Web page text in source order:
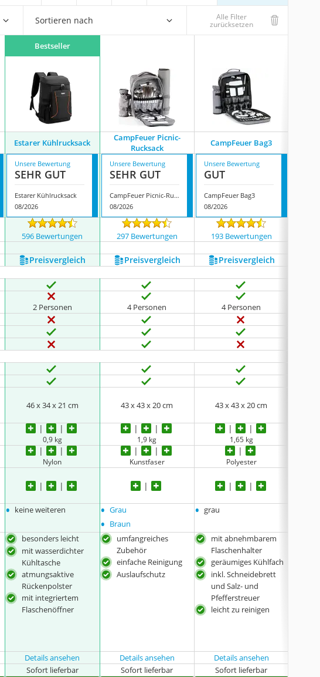
Sortieren nach Alle Filter
zurücksetzen
Bestseller
Estarer Kühlrucksack
CampFeuer Picnic-
Rucksack
CampFeuer Bag3
Unsere Bewertung
SEHR GUT
Estarer Kühlrucksack
08/2026
Unsere Bewertung
SEHR GUT
CampFeuer Picnic-Rucksack
08/2026
Unsere Bewertung
GUT
CampFeuer Bag3
08/2026
596 Bewertungen 297 Bewertungen 193 Bewertungen
Preis­vergleich Preis­vergleich Preis­vergleich
2 Personen 4 Personen 4 Personen
46 x 34 x 21 cm 43 x 43 x 20 cm 43 x 43 x 20 cm
0,9 kg 1,9 kg 1,65 kg
Nylon Kunstfaser Polyester
• keine weiteren • Grau
• Braun
• grau
besonders leicht
mit wasserdichter
Kühltasche
atmungsaktive
Rückenpolster
mit integriertem
Flaschenöffner
umfangreiches
Zubehör
einfache Reinigung
Auslaufschutz
mit abnehmbarem
Flaschenhalter
geräumiges Kühlfach
inkl. Schneidebrett
und Salz- und
Pfefferstreuer
leicht zu reinigen
Details ansehen Details ansehen
Details ansehen
Sofort lieferbar Sofort lieferbar Sofort lieferbar